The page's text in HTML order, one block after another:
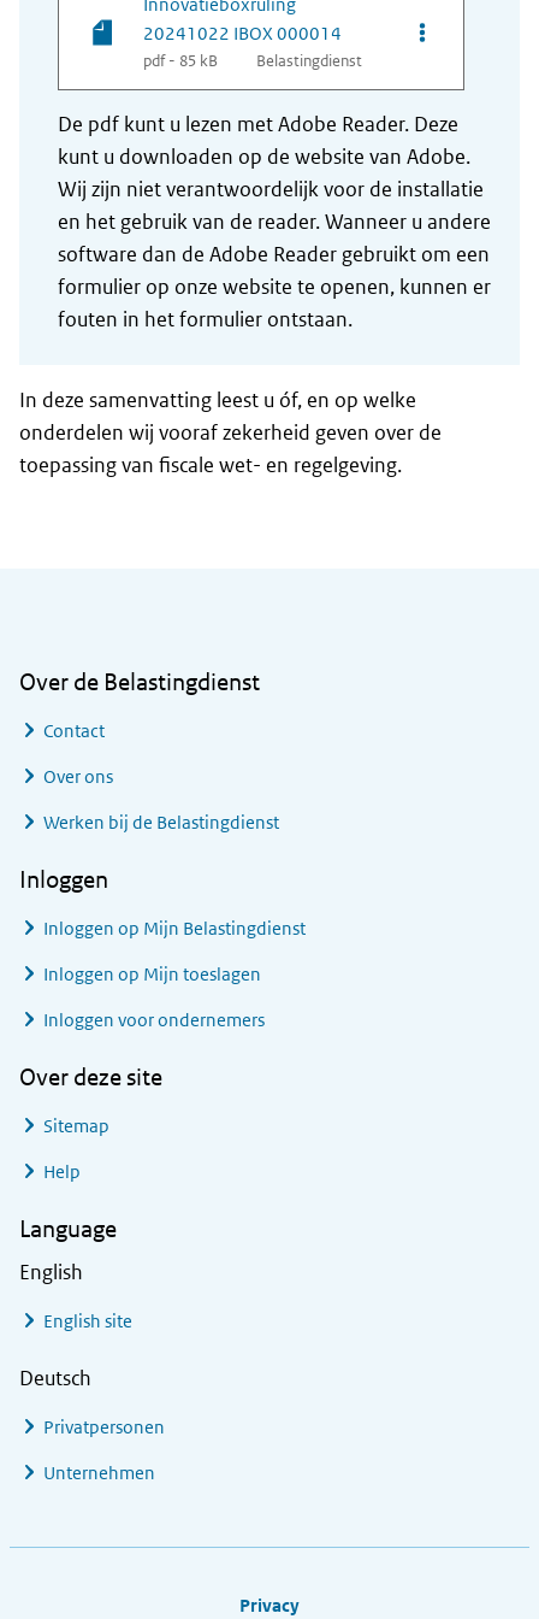
20241022 IBOX 000014
pdf - 85 kB Belastingdienst
Opties van
De pdf kunt u lezen met Adobe Reader. Deze
kunt u downloaden op de website van Adobe.
Wij zijn niet verantwoordelijk voor de installatie
en het gebruik van de reader. Wanneer u andere
software dan de Adobe Reader gebruikt om een
formulier op onze website te openen, kunnen er
fouten in het formulier ontstaan.
In deze samenvatting leest u óf, en op welke
onderdelen wij vooraf zekerheid geven over de
toepassing van fiscale wet- en regelgeving.
Over de Belastingdienst
Contact
Over ons
Werken bij de Belastingdienst
Inloggen
Inloggen op Mijn Belastingdienst
Inloggen op Mijn toeslagen
Inloggen voor ondernemers
Over deze site
Sitemap
Help
Language
English
English site
Deutsch
Privatpersonen
Unternehmen
Privacy